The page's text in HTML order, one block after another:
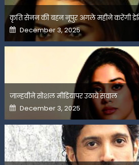
कृति सेनन की बहन नूपुर अगले महीने करेंगी
Posted
on
December 3, 2025
जान्हवीने सोशल मीडियापर उठाये सवाल
Posted
on
December 3, 2025